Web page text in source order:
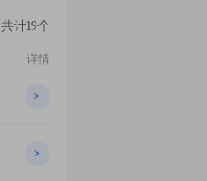
共计19个
详情
>
>